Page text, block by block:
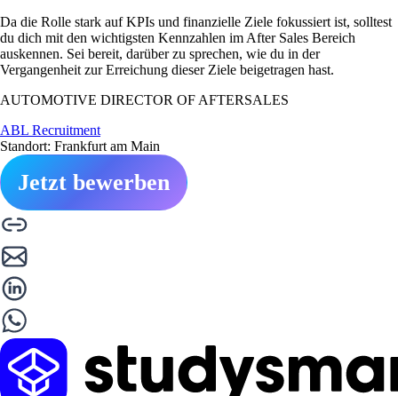
Da die Rolle stark auf KPIs und finanzielle Ziele fokussiert ist, solltest
du dich mit den wichtigsten Kennzahlen im After Sales Bereich
auskennen. Sei bereit, darüber zu sprechen, wie du in der
Vergangenheit zur Erreichung dieser Ziele beigetragen hast.
AUTOMOTIVE DIRECTOR OF AFTERSALES
ABL Recruitment
Standort: Frankfurt am Main
Jetzt bewerben